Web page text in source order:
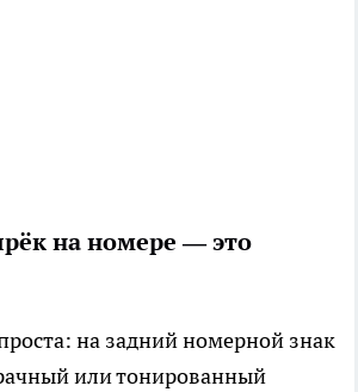
на номере — это
на задний номерной знак
или тонированный